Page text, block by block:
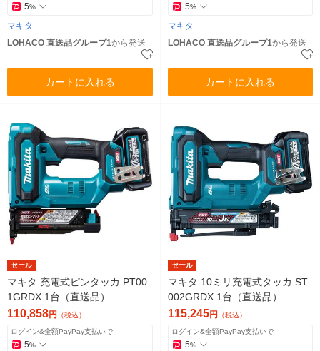
5%
マキタ
LOHACO 直送品グループ1から発送
カートに入れる
5%
マキタ
LOHACO 直送品グループ1から発送
カートに入れる
セール
マキタ 充電式ピンタッカ PT00
1GRDX 1台（直送品）
110,858円 （税込）
ログイン&全額PayPay支払いで
5%
セール
マキタ 10ミリ充電式タッカ ST
002GRDX 1台（直送品）
115,245円 （税込）
ログイン&全額PayPay支払いで
5%